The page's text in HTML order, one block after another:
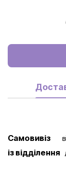
Самовивіз
із відділення